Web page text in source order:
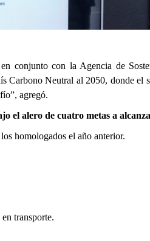
conjunto con la Agencia de
Carbono Neutral al 2050, donde
agregó.
el alero de cuatro metas a
homologados el año anterior.
transporte.